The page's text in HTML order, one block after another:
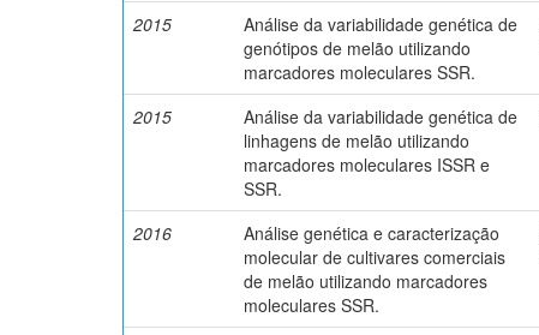
2015
Análise da variabilidade genética de
genótipos de melão utilizando
marcadores moleculares SSR.
2015
Análise da variabilidade genética de
linhagens de melão utilizando
marcadores moleculares ISSR e
SSR.
2016
Análise genética e caracterização
molecular de cultivares comerciais
de melão utilizando marcadores
moleculares SSR.